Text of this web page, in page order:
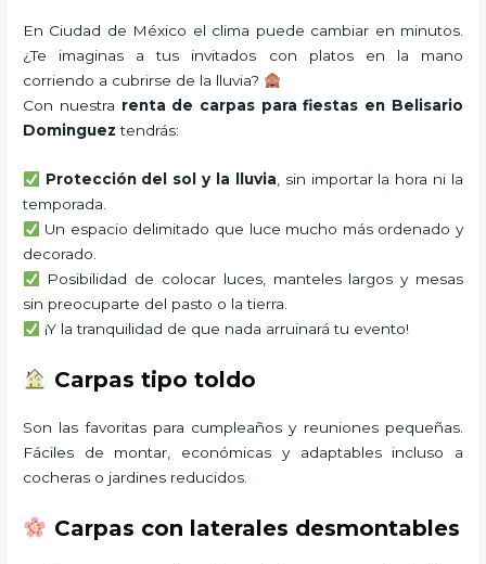
En Ciudad de México el clima puede cambiar en minutos.
¿Te imaginas a tus invitados con platos en la mano
corriendo a cubrirse de la lluvia?
Con nuestra renta de carpas para fiestas en Belisario
Domingueztendrás:
Protección del sol y la lluvia , sin importar la hora ni la
temporada.
Un espacio delimitado que luce mucho más ordenado y
decorado.
Posibilidad de colocar luces, manteles largos y mesas
sin preocuparte del pasto o la tierra.
¡Y la tranquilidad de que nada arruinará tu evento!
Carpas tipo toldo
Son las favoritas para cumpleaños y reuniones pequeñas.
Fáciles de montar, económicas y adaptables incluso a
cocheras o jardines reducidos.
Carpas con laterales desmontables